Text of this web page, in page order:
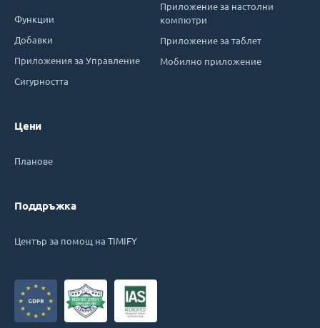
Функции
Добавки
Приложения за Управление
Сигурността
Цени
Планове
Поддръжка
Център за помощ на TIMIFY
Приложение за настолни
компютри
Приложение за таблет
Мобилно приложение